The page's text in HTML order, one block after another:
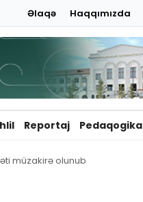
Əlaqə Haqqımızda
Reportaj Pedaqogika
müzakirə olunub